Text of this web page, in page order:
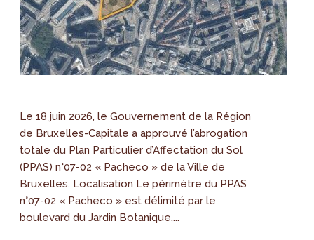
Le 18 juin 2026, le Gouvernement de la Région
de Bruxelles-Capitale a approuvé l’abrogation
totale du Plan Particulier d’Affectation du Sol
(PPAS) n°07-02 « Pacheco » de la Ville de
Bruxelles. Localisation Le périmètre du PPAS
n°07-02 « Pacheco » est délimité par le
boulevard du Jardin Botanique,...